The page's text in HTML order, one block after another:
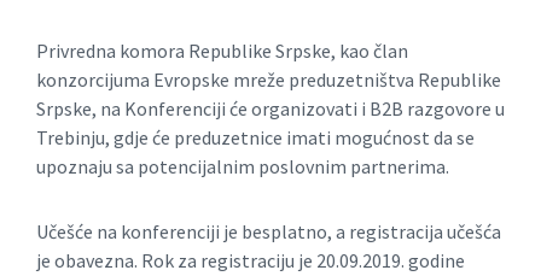
Privredna komora Republike Srpske, kao član
konzorcijuma Evropske mreže preduzetništva Republike
Srpske, na Konferenciji će organizovati i B2B razgovore u
Trebinju, gdje će preduzetnice imati mogućnost da se
upoznaju sa potencijalnim poslovnim partnerima.
Učešće na konferenciji je besplatno, a registracija učešća
je obavezna. Rok za registraciju je 20.09.2019. godine